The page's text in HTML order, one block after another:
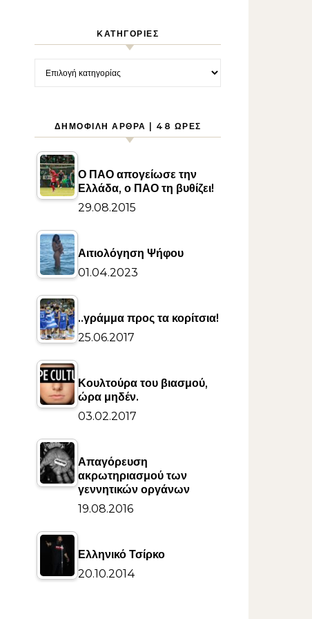
KΑΤΗΓΟΡΊΕΣ
Kατηγορίες
ΔΗΜΟΦΙΛΉ ΆΡΘΡΑ | 48 ΏΡΕΣ
Ο ΠΑΟ απογείωσε την
Ελλάδα, ο ΠΑΟ τη βυθίζει!
29.08.2015
Αιτιολόγηση Ψήφου
01.04.2023
..γράμμα προς τα κορίτσια!
25.06.2017
Κουλτούρα του βιασμού,
ώρα μηδέν.
03.02.2017
Απαγόρευση
ακρωτηριασμού των
γεννητικών οργάνων
19.08.2016
Ελληνικό Τσίρκο
20.10.2014